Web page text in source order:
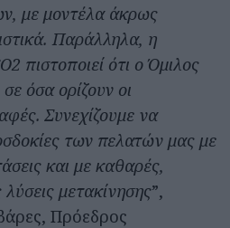
με μοντέλα άκρως
Παράλληλα, η
πιστοποιεί ότι ο Όμιλος
όσα ορίζουν οι
Συνεχίζουμε να
των πελατών μας με
και με καθαρές,
μετακίνησης”,
Πρόεδρος